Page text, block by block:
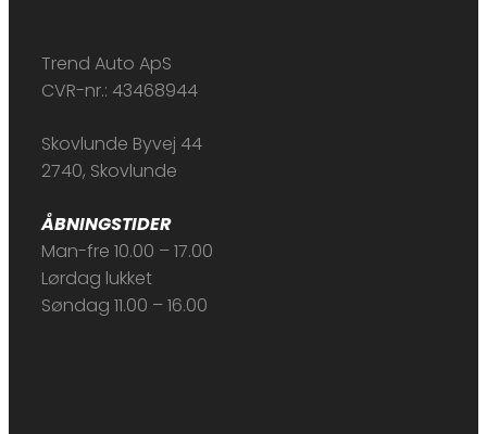
Trend Auto ApS
CVR-nr.: 43468944
Skovlunde Byvej 44
2740, Skovlunde
ÅBNINGSTIDER
Man-fre 10.00 – 17.00
Lørdag lukket
Søndag 11.00 – 16.00